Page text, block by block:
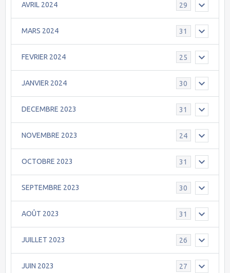
AVRIL 2024 29
MARS 2024 31
FEVRIER 2024 25
JANVIER 2024 30
DECEMBRE 2023 31
NOVEMBRE 2023 24
OCTOBRE 2023 31
SEPTEMBRE 2023 30
AOÛT 2023 31
JUILLET 2023 26
JUIN 2023 27